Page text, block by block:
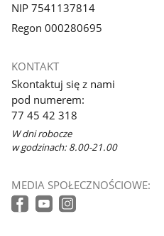
NIP 7541137814
Regon 000280695
KONTAKT
Skontaktuj się z nami
pod numerem:
77 45 42 318
W dni robocze
w godzinach: 8.00-21.00
MEDIA SPOŁECZNOŚCIOWE: